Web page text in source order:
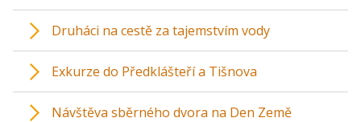
Druháci na cestě za tajemstvím vody
Exkurze do Předklášteří a Tišnova
Návštěva sběrného dvora na Den Země